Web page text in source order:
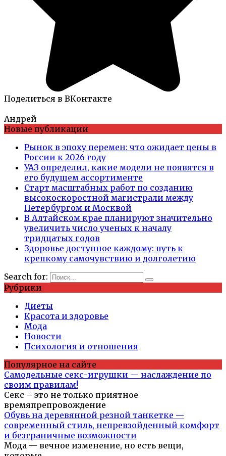
Поделиться в ВКонтакте
Андрей
Новые публикации
Рынок в эпоху перемен: что ожидает цены в
России к 2026 году
УАЗ определил, какие модели не появятся в
его будущем ассортименте
Старт масштабных работ по созданию
высокоскоростной магистрали между
Петербургом и Москвой
В Алтайском крае планируют значительно
увеличить число ученых к началу
тридцатых годов
Здоровье доступное каждому: путь к
крепкому самочувствию и долголетию
Search for:
Рубрики
Диеты
Красота и здоровье
Мода
Новости
Психология и отношения
Популярное на сайте
Самодельные секс-игрушки — наслаждение по
своим правилам!
Секс – это не только приятное
времяпрепровождение
Обувь на деревянной резной танкетке —
современный стиль, непревзойденный комфорт
и безграничные возможности
Мода — вечное изменение, но есть вещи,